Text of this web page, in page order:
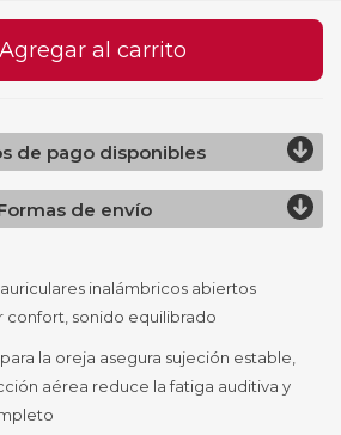
Agregar al carrito
de pago disponibles
de envío
auriculares inalámbricos abiertos
confort, sonido equilibrado
la oreja asegura sujeción estable,
aérea reduce la fatiga auditiva y